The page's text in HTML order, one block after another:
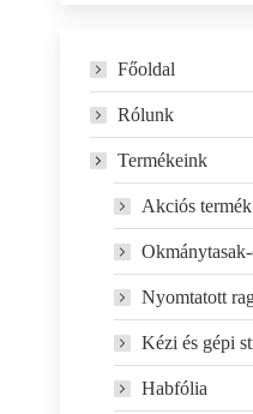
Főoldal
Rólunk
Termékeink
Akciós
Nyomtatott
Kézi és gépi
Habfólia